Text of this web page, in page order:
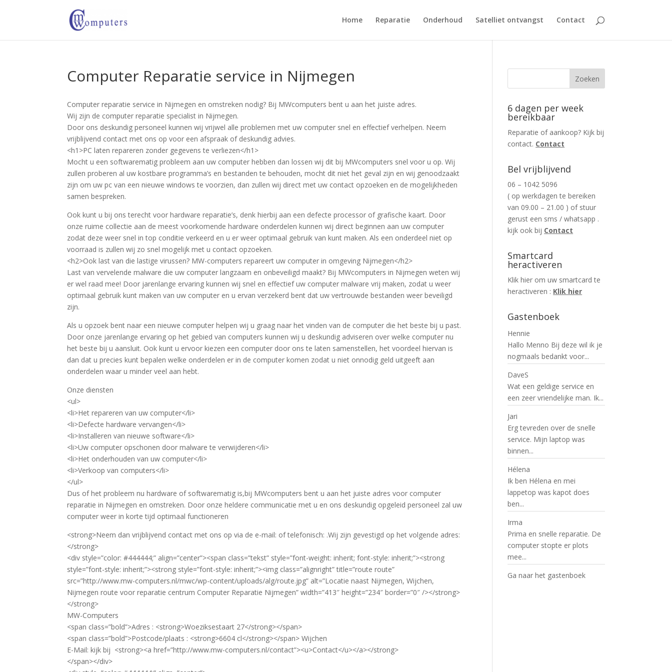
Home Reparatie Onderhoud Satelliet ontvangst Contact
Computer Reparatie service in Nijmegen
Computer reparatie service in Nijmegen en omstreken nodig? Bij MWcomputers bent u aan het juiste adres.
Wij zijn de computer reparatie specialist in Nijmegen.
Door ons deskundig personeel kunnen wij vrijwel alle problemen met uw computer snel en effectief verhelpen. Neem
vrijblijvend contact met ons op voor een afspraak of deskundig advies.
<h1>PC laten repareren zonder gegevens te verliezen</h1>
Mocht u een softwarematig probleem aan uw computer hebben dan lossen wij dit bij MWcomputers snel voor u op. Wij
zullen proberen al uw kostbare programma’s en bestanden te behouden, mocht dit niet het geval zijn en wij genoodzaakt
zijn om uw pc van een nieuwe windows te voorzien, dan zullen wij direct met uw contact opzoeken en de mogelijkheden
samen bespreken.
Ook kunt u bij ons terecht voor hardware reparatie’s, denk hierbij aan een defecte processor of grafische kaart. Door
onze ruime collectie aan de meest voorkomende hardware onderdelen kunnen wij direct beginnen aan uw computer
zodat deze weer snel in top conditie verkeerd en u er weer optimaal gebruik van kunt maken. Als een onderdeel niet op
voorraad is zullen wij zo snel mogelijk met u contact opzoeken.
<h2>Ook last van die lastige virussen? MW-computers repareert uw computer in omgeving Nijmegen</h2>
Last van vervelende malware die uw computer langzaam en onbeveiligd maakt? Bij MWcomputers in Nijmegen weten wij
er wel raad mee! Door jarenlange ervaring kunnen wij snel en effectief uw computer malware vrij maken, zodat u weer
optimaal gebruik kunt maken van uw computer en u ervan verzekerd bent dat uw vertrouwde bestanden weer beveiligd
zijn.
Als u opzoek bent naar een nieuwe computer helpen wij u graag naar het vinden van de computer die het beste bij u past.
Door onze jarenlange ervaring op het gebied van computers kunnen wij u deskundig adviseren over welke computer nu
het beste bij u aansluit. Ook kunt u ervoor kiezen een computer door ons te laten samenstellen, het voordeel hiervan is
dan dat u precies kunt bepalen welke onderdelen er in de computer komen zodat u niet onnodig geld uitgeeft aan
onderdelen waar u minder veel aan hebt.
Onze diensten
<ul>
<li>Het repareren van uw computer</li>
<li>Defecte hardware vervangen</li>
<li>Installeren van nieuwe software</li>
<li>Uw computer opschonen door malware te verwijderen</li>
<li>Het onderhouden van uw computer</li>
<li>Verkoop van computers</li>
</ul>
Dus of het probleem nu hardware of softwarematig is,bij MWcomputers bent u aan het juiste adres voor computer
reparatie in Nijmegen en omstreken. Door onze heldere communicatie met u en ons deskundig opgeleid personeel zal uw
computer weer in korte tijd optimaal functioneren
<strong>Neem dan vrijblijvend contact met ons op via de e-mail: of telefonisch: .Wij zijn gevestigd op het volgende adres:
</strong>
<div style=”color: #444444;” align=”center”><span class=”tekst” style=”font-weight: inherit; font-style: inherit;”><strong
style=”font-style: inherit;”><strong style=”font-style: inherit;”><img class=”alignright” title=”route route”
src=”http://www.mw-computers.nl/mwc/wp-content/uploads/alg/route.jpg” alt=”Locatie naast Nijmegen, Wijchen,
Nijmegen route voor reparatie centrum Computer Reparatie Nijmegen” width=”413″ height=”234″ border=”0″ /></strong>
</strong>
MW-Computers
<span class=”bold”>Adres : <strong>Woeziksestaart 27</strong></span>
<span class=”bold”>Postcode/plaats : <strong>6604 cl</strong></span> Wijchen
E-Mail: kijk bij <strong><a href=”http://www.mw-computers.nl/contact”><u>Contact</u></a></strong>
</span></div>
6 dagen per week
bereikbaar
Reparatie of aankoop? Kijk bij
contact. Contact
Bel vrijblijvend
06 – 1042 5096
( op werkdagen te bereiken
van 09.00 – 21.00 ) of stuur
gerust een sms / whatsapp .
kijk ook bij Contact
Smartcard
heractiveren
Klik hier om uw smartcard te
heractiveren : Klik hier
Gastenboek
Hennie
Hallo Menno Bij deze wil ik je
nogmaals bedankt voor...
DaveS
Wat een geldige service en
een zeer vriendelijke man. Ik...
Jari
Erg tevreden over de snelle
service. Mijn laptop was
binnen...
Hélena
Ik ben Hélena en mei
lappetop was kapot does
ben...
Irma
Prima en snelle reparatie. De
computer stopte er plots
mee...
Ga naar het gastenboek